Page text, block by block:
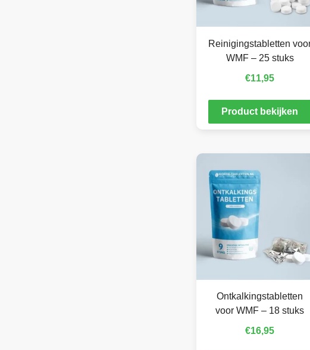
Reinigingstabletten
WMF – 25 stuks
€11,95
Product bekijken
Ontkalkingstabletten
voor WMF – 18 stuks
€16,95